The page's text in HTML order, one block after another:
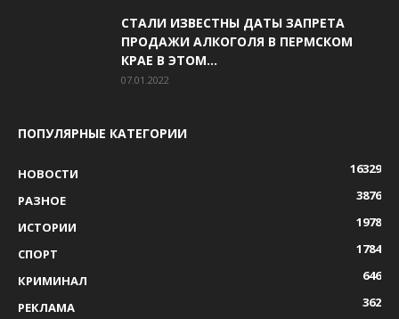
СТАЛИ ИЗВЕСТНЫ ДАТЫ ЗАПРЕТА
ПРОДАЖИ АЛКОГОЛЯ В ПЕРМСКОМ
КРАЕ В ЭТОМ...
07.01.2022
ПОПУЛЯРНЫЕ КАТЕГОРИИ
НОВОСТИ
16329
РАЗНОЕ
3876
ИСТОРИИ
1978
СПОРТ
1784
КРИМИНАЛ
646
РЕКЛАМА
362